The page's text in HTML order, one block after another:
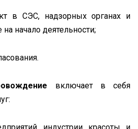
в СЭС, надзорных органах и
начало деятельности;
включает в себя